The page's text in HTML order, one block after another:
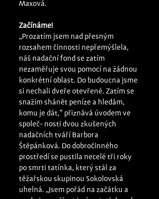
Maxová.
Začínáme!
„Prozatím jsem nad přesným
rozsahem činnosti nepřemýšlela,
náš nadační fond se zatím
nezaměřuje svou pomocí na žádnou
konkrétní oblast. Do budoucna jsme
si nechali dveře otevřené. Zatím se
snažím shánět peníze a hledám,
komu je dát,“ přiznává úvodem ve
společ- nosti dvou zkušených
nadačních tváří Barbora
Štěpánková. Do dobročinného
prostředí se pustila necelé tři roky
po smrti tatínka, který stál za
těžařskou skupinou Sokolovská
uhelná. „Jsem pořád na začátku a